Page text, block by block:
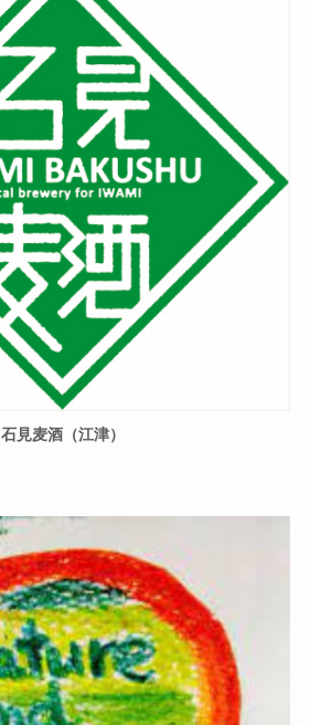
石見麦酒（江津）